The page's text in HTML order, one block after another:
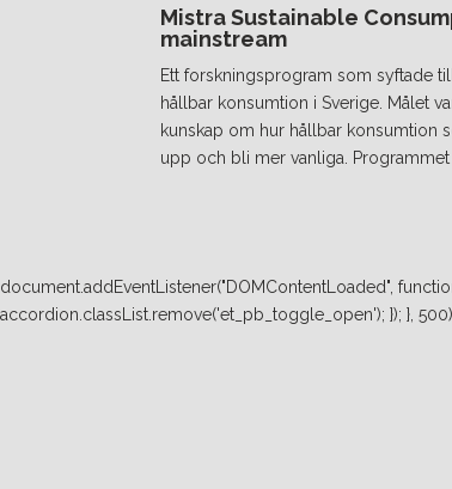
Mistra Sustainable
mainstream
Ett forskningsprogram som syftade
hållbar konsumtion i Sverige. Målet
kunskap om hur hållbar konsumtion
upp och bli mer vanliga.
document.addEventListener("DOMContentLoaded",
accordion.classList.remove('et_pb_toggle_open'); }); },